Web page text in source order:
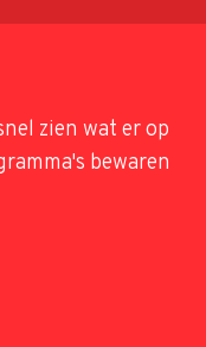
zien wat er op
bewaren